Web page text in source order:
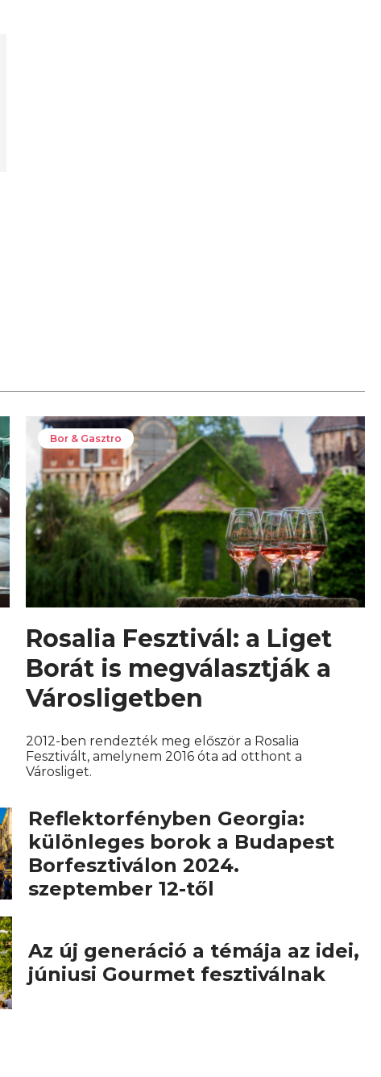
Bor & Gasztro
Rosalia Fesztivál: a Liget
Borát is megválasztják a
Városligetben
2012-ben rendezték meg először a Rosalia
Fesztivált, amelynem 2016 óta ad otthont a
Városliget.
Reflektorfényben Georgia:
különleges borok a Budapest
Borfesztiválon 2024.
szeptember 12-től
Az új generáció a témája az idei,
júniusi Gourmet fesztiválnak